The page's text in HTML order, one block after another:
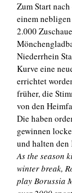
Zum Start
einem
2.000
Niederrhein
Kurve eine
errichtet
früher, die
von den
Die haben
gewinnen
und halten
As the season
winter break,
play Borussia